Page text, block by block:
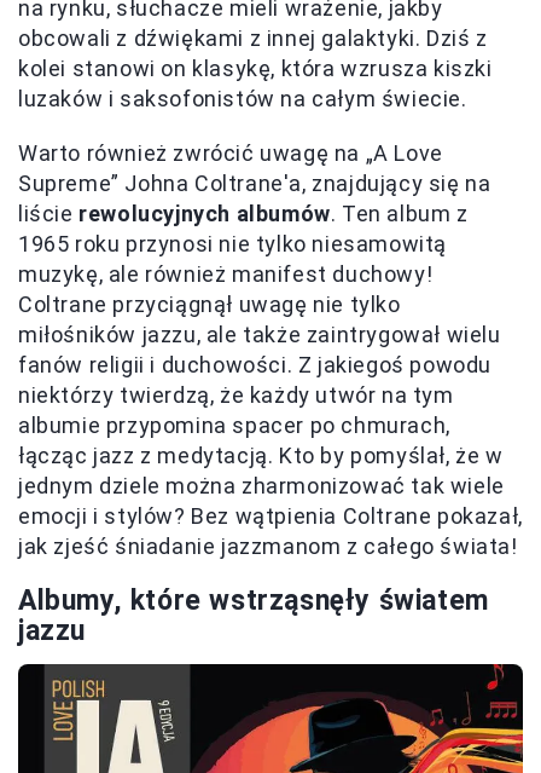
na rynku, słuchacze mieli wrażenie, jakby
obcowali z dźwiękami z innej galaktyki. Dziś z
kolei stanowi on klasykę, która wzrusza kiszki
luzaków i saksofonistów na całym świecie.
Warto również zwrócić uwagę na „A Love
Supreme” Johna Coltrane'a, znajdujący się na
liście rewolucyjnych albumów. Ten album z
1965 roku przynosi nie tylko niesamowitą
muzykę, ale również manifest duchowy!
Coltrane przyciągnął uwagę nie tylko
miłośników jazzu, ale także zaintrygował wielu
fanów religii i duchowości. Z jakiegoś powodu
niektórzy twierdzą, że każdy utwór na tym
albumie przypomina spacer po chmurach,
łącząc jazz z medytacją. Kto by pomyślał, że w
jednym dziele można zharmonizować tak wiele
emocji i stylów? Bez wątpienia Coltrane pokazał,
jak zjeść śniadanie jazzmanom z całego świata!
Albumy, które wstrząsnęły światem
jazzu